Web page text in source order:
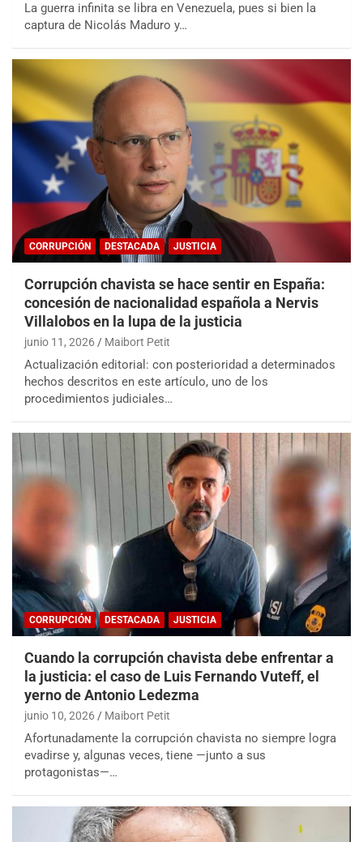
La guerra infinita se libra en Venezuela, pues si bien la
captura de Nicolás Maduro y…
CORRUPCIÓN DESTACADA JUSTICIA
Corrupción chavista se hace sentir en España:
concesión de nacionalidad española a Nervis
Villalobos en la lupa de la justicia
junio 11, 2026 Maibort Petit
Actualización editorial: con posterioridad a determinados
hechos descritos en este artículo, uno de los
procedimientos judiciales…
CORRUPCIÓN DESTACADA JUSTICIA
Cuando la corrupción chavista debe enfrentar a
la justicia: el caso de Luis Fernando Vuteff, el
yerno de Antonio Ledezma
junio 10, 2026 Maibort Petit
Afortunadamente la corrupción chavista no siempre logra
evadirse y, algunas veces, tiene —junto a sus
protagonistas—…